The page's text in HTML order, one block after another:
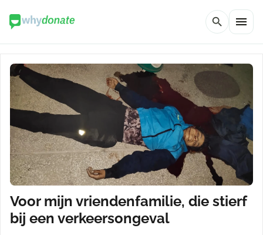
search menu
Voor mijn vriendenfamilie, die stierf
bij een verkeersongeval